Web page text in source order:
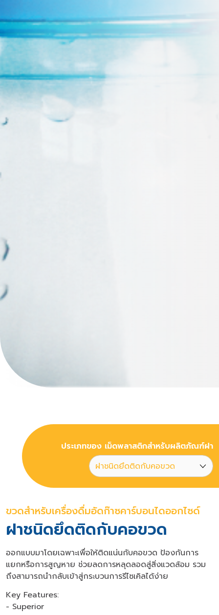
ขวดสำหรับเครื่องดื่มอัดก๊าซคาร์บอนไดออกไซด์
ฝาชนิดยึดติดกับคอขวด
ออกแบบมาโดยเฉพาะเพื่อให้ติดแน่นกับคอขวด ป้องกันการ
แยกหรือการสูญหาย ช่วยลดการหลุดลอดสู่สิ่งแวดล้อม รวม
ถึงสามารถนำกลับเข้าสู่กระบวนการรีไซเคิลได้ง่าย
Key Features:
- Superior
ประเภทของ เม็ดพลาสติกสำหรับผลิตภัณฑ์ฝา